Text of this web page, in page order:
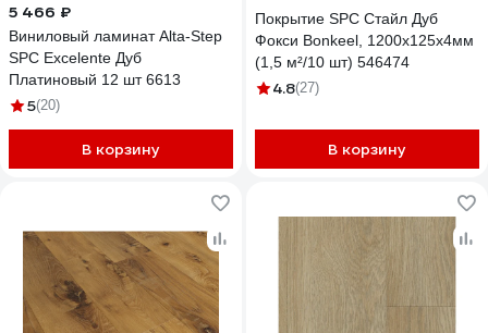
5 466 ₽
Виниловый ламинат Alta-Step
SPC Excelente Дуб
Платиновый 12 шт 6613
5(20)
В корзину
Покрытие SPC Стайл Дуб
Фокси Bonkeel, 1200x125x4мм
(1,5 м²/10 шт) 546474
4.8(27)
В корзину